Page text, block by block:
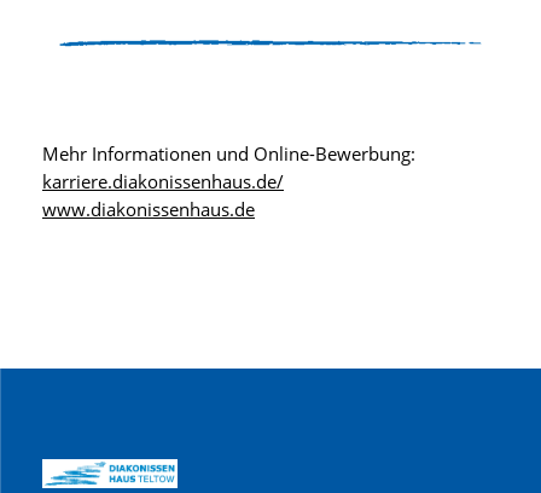
Mehr Informationen und Online-Bewerbung:
karriere.diakonissenhaus.de/
www.diakonissenhaus.de